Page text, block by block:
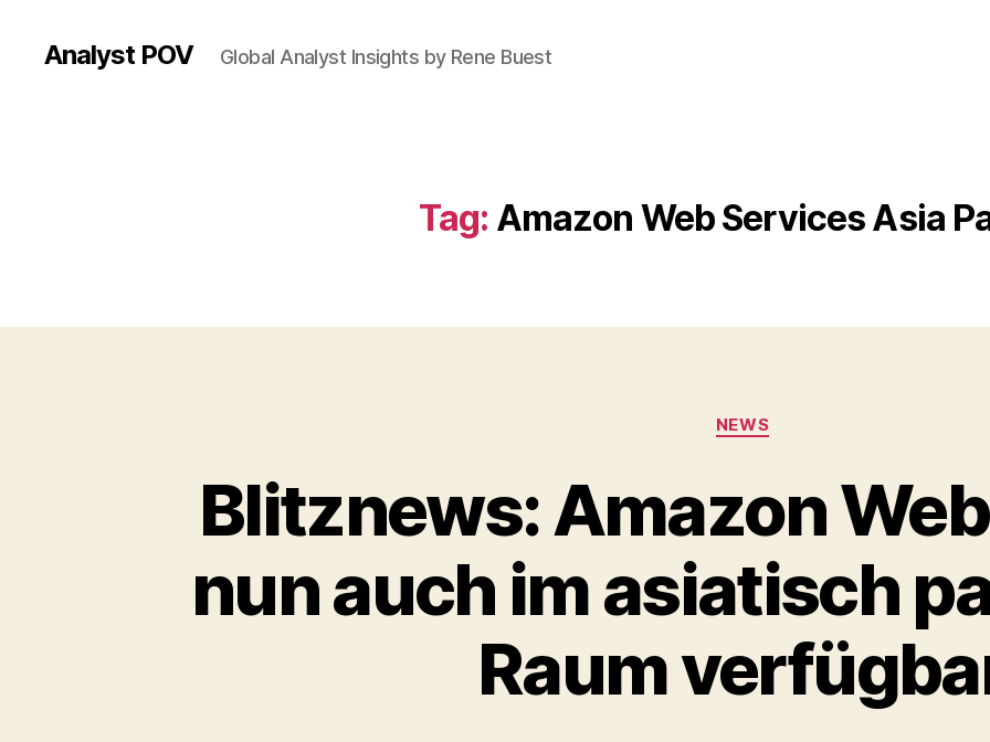
Analyst POV Global Analyst Insights by Rene Buest
Tag: Amazon Web Services Asia
Categories
NEWS
Blitznews: Amazon
nun auch im asiatisch
Raum